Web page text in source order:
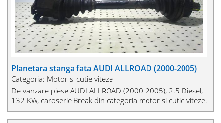
Planetara stanga fata AUDI ALLROAD (2000-2005)
Categoria: Motor si cutie viteze
De vanzare piese AUDI ALLROAD (2000-2005), 2.5 Diesel,
132 KW, caroserie Break din categoria motor si cutie viteze.